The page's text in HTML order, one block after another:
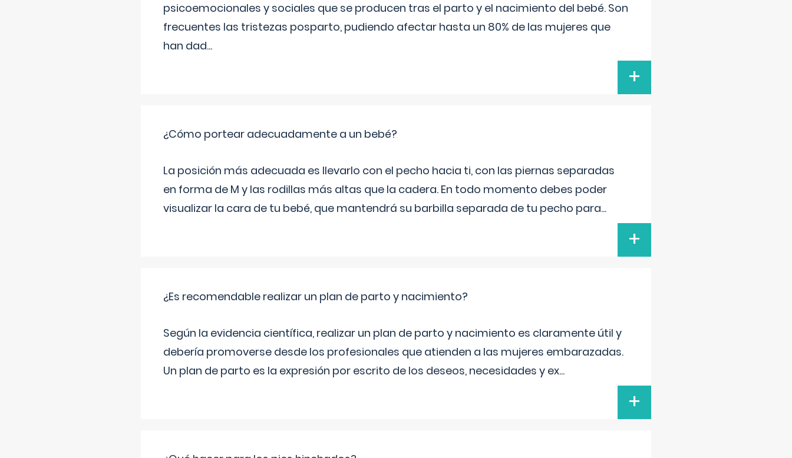
psicoemocionales y sociales que se producen tras el parto y el nacimiento del bebé. Son
frecuentes las tristezas posparto, pudiendo afectar hasta un 80% de las mujeres que
han dad...
+
¿Cómo portear adecuadamente a un bebé?
La posición más adecuada es llevarlo con el pecho hacia ti, con las piernas separadas
en forma de M y las rodillas más altas que la cadera. En todo momento debes poder
visualizar la cara de tu bebé, que mantendrá su barbilla separada de tu pecho para...
+
¿Es recomendable realizar un plan de parto y nacimiento?
Según la evidencia científica, realizar un plan de parto y nacimiento es claramente útil y
debería promoverse desde los profesionales que atienden a las mujeres embarazadas.
Un plan de parto es la expresión por escrito de los deseos, necesidades y ex...
+